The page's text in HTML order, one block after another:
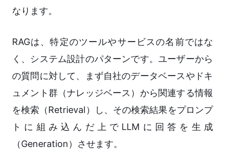
なります。
RAGは、特定のツールやサービスの名前ではな
く、システム設計のパターンです。ユーザーから
の質問に対して、まず自社のデータベースやドキ
ュメント群（ナレッジベース）から関連する情報
を検索（Retrieval）し、その検索結果をプロンプ
トに組み込んだ上でLLMに回答を生成
（Generation）させます。